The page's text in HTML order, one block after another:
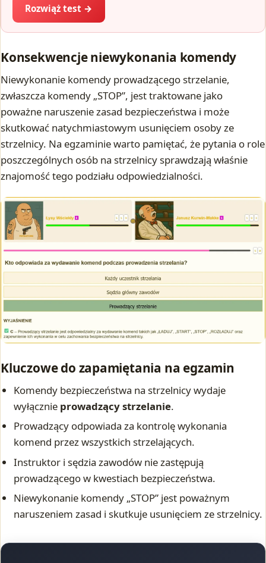
Rozwiąż test →
Konsekwencje niewykonania komendy
Niewykonanie komendy prowadzącego strzelanie,
zwłaszcza komendy „STOP”, jest traktowane jako
poważne naruszenie zasad bezpieczeństwa i może
skutkować natychmiastowym usunięciem osoby ze
strzelnicy. Na egzaminie warto pamiętać, że pytania o role
poszczególnych osób na strzelnicy sprawdzają właśnie
znajomość tego podziału odpowiedzialności.
Kluczowe do zapamiętania na egzamin
Komendy bezpieczeństwa na strzelnicy wydaje
wyłącznie prowadzący strzelanie.
Prowadzący odpowiada za kontrolę wykonania
komend przez wszystkich strzelających.
Instruktor i sędzia zawodów nie zastępują
prowadzącego w kwestiach bezpieczeństwa.
Niewykonanie komendy „STOP” jest poważnym
naruszeniem zasad i skutkuje usunięciem ze strzelnicy.